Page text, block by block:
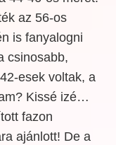
az 56-os
is fanyalogni
csinosabb,
esek voltak, a
Kissé izé…
fazon
ajánlott! De a